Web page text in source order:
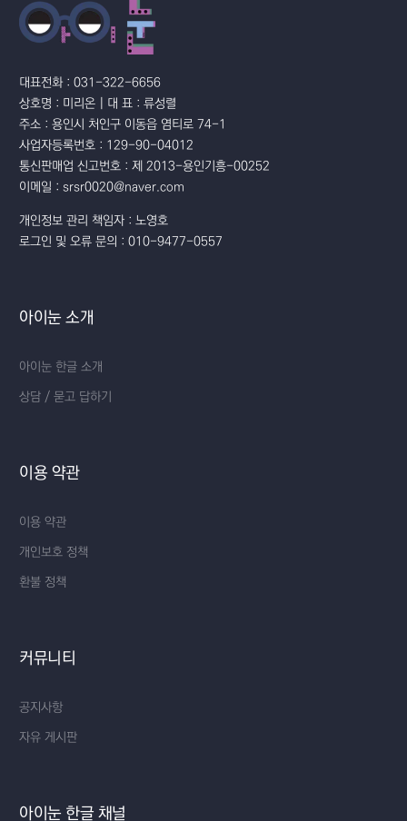
대표전화 : 031-322-6656
상호명 : 미리온 | 대 표 : 류성렬
주소 : 용인시 처인구 이동읍 염티로 74-1
사업자등록번호 : 129-90-04012
통신판매업 신고번호 : 제 2013-용인기흥-00252
이메일 : srsr0020@naver.com
개인정보 관리 책임자 : 노영호
로그인 및 오류 문의 : 010-9477-0557
아이눈 소개
아이눈 한글 소개
상담 / 묻고 답하기
이용 약관
이용 약관
개인보호 정책
환불 정책
커뮤니티
공지사항
자유 게시판
아이눈 한글 채널